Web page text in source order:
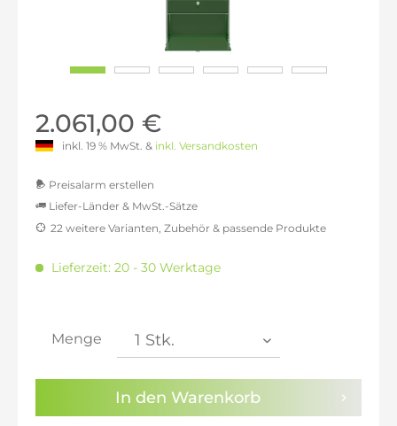
2.061,00 €
inkl. 19 % MwSt. & inkl. Versandkosten
Preisalarm erstellen
Sie haben dieDatenschutzbestimmungenzur
Kenntnis genommen.
Liefer-Länder & MwSt.-Sätze
inkl. 16% MwSt.: 2.009,04 €
inkl. 20% MwSt.: 2.078,32 €
inkl. 21% MwSt.: 2.095,64 €
inkl. 22% MwSt.: 2.112,96 €
22 weitere Varianten, Zubehör & passende Produkte
Lieferzeit: 20 - 30 Werktage
Menge
In den Warenkorb